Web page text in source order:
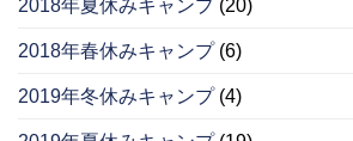
2018年夏休みキャンプ(20)
2018年春休みキャンプ(6)
2019年冬休みキャンプ(4)